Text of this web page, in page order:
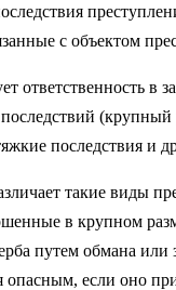
с объектом
ответственность в
последствия и
такие виды
в крупном
путем обмана или
опасным, если оно